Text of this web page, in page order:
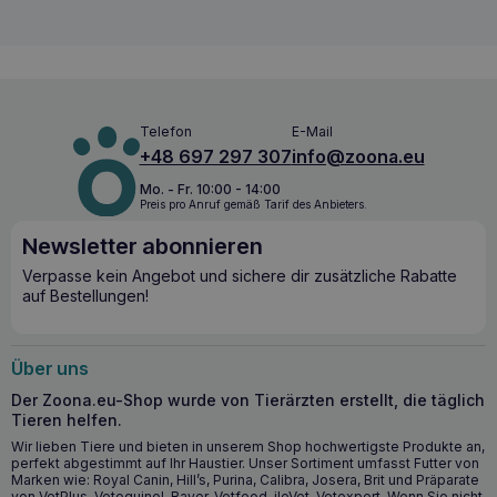
und sorgfältig ausgewählte Zutaten aus. Ziege liefert leicht
verdauliche Proteine zur Unterstützung der
Gewebeentwicklung, während Kaninchen eine vitamin- und
mineralstoffreiche, fettarme Fleischquelle darstellt. Der
Zusatz von Kürbis fördert die Verdauung, während Fenchel
die Gesundheit der Verdauung unterstützt und
Blähungen vorbeugt . Dies ist eine ausgezeichnete Wahl
für Hunde mit empfindlichem Magen ,Allergienoder
Nahrungsmittelunverträglichkeiten
Die wichtigsten gesundheitlichen Vorteile
Der hohe Gehalt an leicht verdaulichem tierischem Eiweiß
unterstützt die Entwicklung von Muskeln und Gewebe.
Die getreidefreie Rezeptur minimiert das Risiko von
Telefon
+48 697 297 307
E-Mail
info@zoona.eu
Mo. - Fr. 10:00 - 14:00
Preis pro Anruf gemäß Tarif des Anbieters.
Newsletter abonnieren
Verpasse kein Angebot und sichere dir zusätzliche Rabatte
auf Bestellungen!
Über uns
Der Zoona.eu-Shop wurde von Tierärzten erstellt, die täglich
Tieren helfen.
Wir lieben Tiere und bieten in unserem Shop hochwertigste Produkte an,
perfekt abgestimmt auf Ihr Haustier. Unser Sortiment umfasst Futter von
Marken wie: Royal Canin, Hill’s, Purina, Calibra, Josera, Brit und Präparate